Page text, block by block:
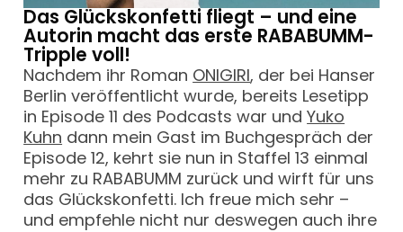
Das Glückskonfetti fliegt – und eine
Autorin macht das erste RABABUMM-
Tripple voll!
Nachdem ihr Roman ONIGIRI, der bei Hanser
Berlin veröffentlicht wurde, bereits Lesetipp
in Episode 11 des Podcasts war undYuko
Kuhn dann mein Gast im Buchgespräch der
Episode 12, kehrt sie nun in Staffel 13 einmal
mehr zu RABABUMM zurück und wirft für uns
das Glückskonfetti. Ich freue mich sehr –
und empfehle nicht nur deswegen auch ihre